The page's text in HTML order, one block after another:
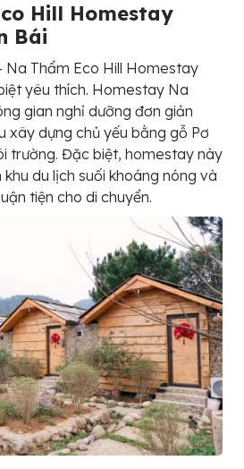
Hill Homestay
Bái
Na Thẩm Eco Hill Homestay
yêu thích. Homestay Na
gian nghỉ dưỡng đơn giản
xây dựng chủ yếu bằng gỗ Pơ
trường. Đặc biệt, homestay này
du lịch suối khoáng nóng và
tiện cho di chuyển.